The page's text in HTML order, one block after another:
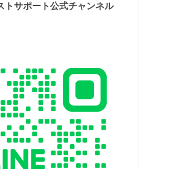
トサポート公式チャンネル